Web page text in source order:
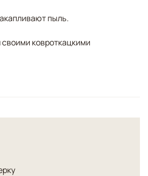
пыль.
своими ковроткацкими
стиле.